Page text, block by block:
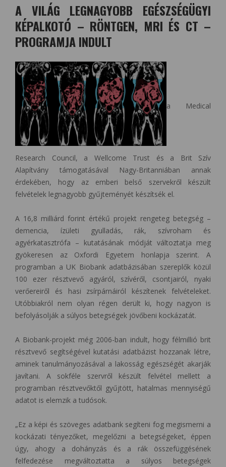
A VILÁG LEGNAGYOBB EGÉSZSÉGÜGYI
KÉPALKOTÓ – RÖNTGEN, MRI ÉS CT –
PROGRAMJA INDULT
a Medical
Research Council, a Wellcome Trust és a Brit Szív
Alapítvány támogatásával Nagy-Britanniában annak
érdekében, hogy az emberi belső szervekről készült
felvételek legnagyobb gyűjteményét készítsék el.
A 16,8 milliárd forint értékű projekt rengeteg betegség –
demencia, ízületi gyulladás, rák, szívroham és
agyérkatasztrófa – kutatásának módját változtatja meg
gyökeresen az Oxfordi Egyetem honlapja szerint. A
programban a UK Biobank adatbázisában szereplők közül
100 ezer résztvevő agyáról, szívéről, csontjairól, nyaki
verőereiről és hasi zsírpárnáiról készítenek felvételeket.
Utóbbiakról nem olyan régen derült ki, hogy nagyon is
befolyásolják a súlyos betegségek jövőbeni kockázatát.
A Biobank-projekt még 2006-ban indult, hogy félmillió brit
résztvevő segítségével kutatási adatbázist hozzanak létre,
aminek tanulmányozásával a lakosság egészségét akarják
javítani. A sokféle szervről készült felvétel mellett a
programban résztvevőktől gyűjtött, hatalmas mennyiségű
adatot is elemzik a tudósok.
„Ez a képi és szöveges adatbank segíteni fog megismerni a
kockázati tényezőket, megelőzni a betegségeket, éppen
úgy, ahogy a dohányzás és a rák összefüggésének
felfedezése megváltoztatta a súlyos betegségek